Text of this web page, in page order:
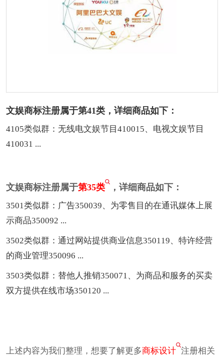
文娱商标注册属于第41类，详细商品如下：
4105类似群：无线电文娱节目410015、电视文娱节目
410031 ...
文娱商标注册属于第35类 ，详细商品如下：
3501类似群：广告350039、为零售目的在通讯媒体上展
示商品350092 ...
3502类似群：通过网站提供商业信息350119、特许经营
的商业管理350096 ...
3503类似群：替他人推销350071、为商品和服务的买卖
双方提供在线市场350120 ...
上述内容为我们整理，想要了解更多商标设计 注册相关